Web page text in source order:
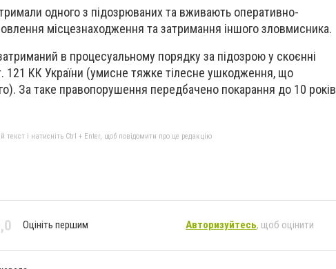
одного з підозрюваних та вживають оперативно-
місцезнаходження та затримання іншого зловмисника.
в процесуальному порядку за підозрою у скоєнні
121 КК України (умисне тяжке тілесне ушкодження, що
За таке правопорушення передбачено покарання до 10 років
і натисніть Ctrl + Enter, щоб повідомити про це редакцію
Оцініть першим Авторизуйтесь, щоб оцінити